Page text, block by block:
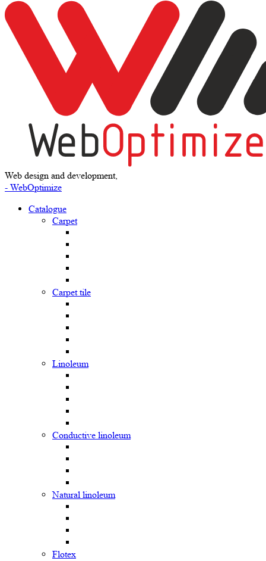
Web design and development,
- WebOptimize
Catalogue
Carpet
Carpet tile
Linoleum
Сonductive linoleum
Natural linoleum
Flotex